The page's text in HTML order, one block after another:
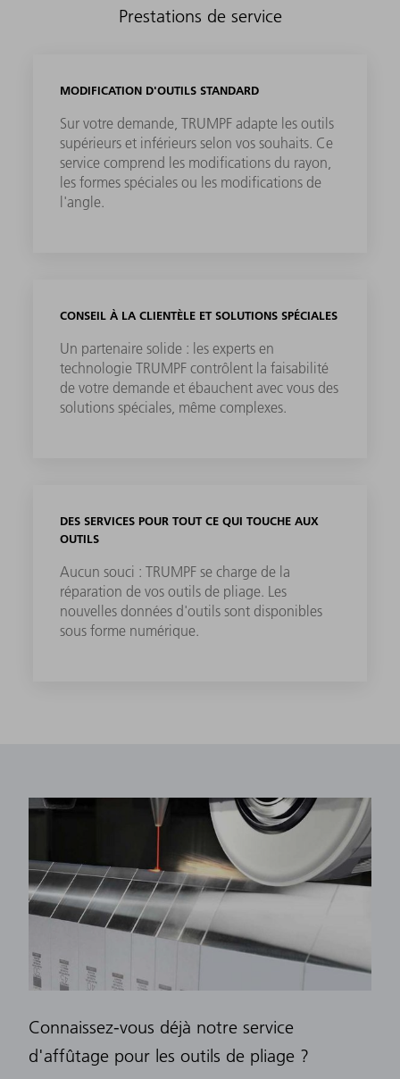
Prestations de service
MODIFICATION D'OUTILS STANDARD
Sur votre demande, TRUMPF adapte les outils
supérieurs et inférieurs selon vos souhaits. Ce
service comprend les modifications du rayon,
les formes spéciales ou les modifications de
l'angle.
CONSEIL À LA CLIENTÈLE ET SOLUTIONS SPÉCIALES
Un partenaire solide : les experts en
technologie TRUMPF contrôlent la faisabilité
de votre demande et ébauchent avec vous des
solutions spéciales, même complexes.
DES SERVICES POUR TOUT CE QUI TOUCHE AUX
OUTILS
Aucun souci : TRUMPF se charge de la
réparation de vos outils de pliage. Les
nouvelles données d'outils sont disponibles
sous forme numérique.
Connaissez-vous déjà notre service
d'affûtage pour les outils de pliage ?